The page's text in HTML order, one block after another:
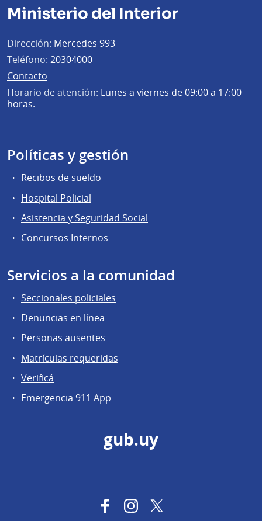
Ministerio del Interior
Dirección: Mercedes 993
Teléfono: 20304000
Contacto
Horario de atención: Lunes a viernes de 09:00 a 17:00
horas.
Políticas y gestión
Recibos de sueldo
Hospital Policial
Asistencia y Seguridad Social
Concursos Internos
Servicios a la comunidad
Seccionales policiales
Denuncias en línea
Personas ausentes
Matrículas requeridas
Verificá
Emergencia 911 App
gub.uy
FacebookInstagram